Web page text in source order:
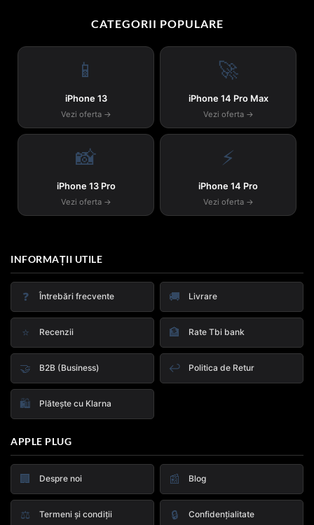
CATEGORII POPULARE
📱
iPhone 13
Vezi oferta →
🚀
iPhone 14 Pro Max
Vezi oferta →
📸
iPhone 13 Pro
Vezi oferta →
⚡
iPhone 14 Pro
Vezi oferta →
INFORMAȚII UTILE
❓ Întrebări frecvente 🚚 Livrare
⭐ Recenzii 🏦 Rate Tbi bank
🤝 B2B (Business) ↩️ Politica de Retur
🛍️ Plătește cu Klarna
APPLE PLUG
🏢 Despre noi 📰 Blog
⚖️ Termeni și condiții 🔒 Confidențialitate